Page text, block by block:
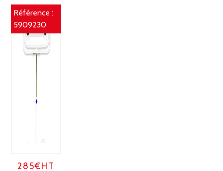
Référence :
5909230
285€HT